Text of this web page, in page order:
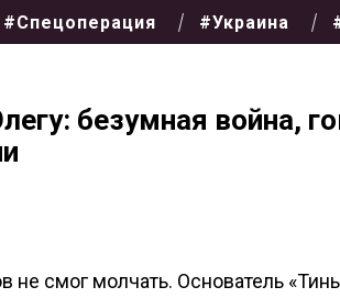
#Спецоперация #Украина
безумная война,
не смог молчать. Основатель